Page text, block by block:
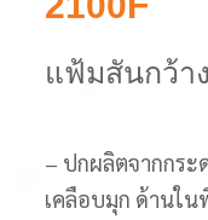
แฟ้มสันกว้า
– ปกผลิตจากกร
เคลือบมุก ด้านใ